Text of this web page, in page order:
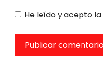
He leído y acepto la